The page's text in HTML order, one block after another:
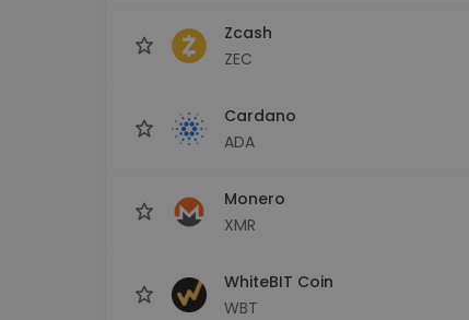
Zcash
ZEC
Cardano
ADA
Monero
XMR
WhiteBIT Coin
WBT